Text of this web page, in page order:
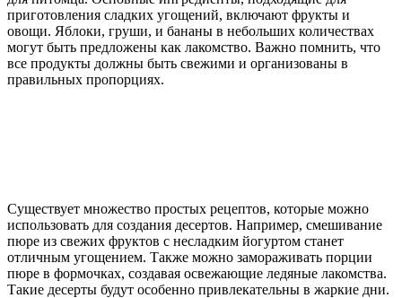
приготовления сладких угощений, включают фрукты и
овощи. Яблоки, груши, и бананы в небольших количествах
могут быть предложены как лакомство. Важно помнить, что
все продукты должны быть свежими и организованы в
правильных пропорциях.
Существует множество простых рецептов, которые можно
использовать для создания десертов. Например, смешивание
пюре из свежих фруктов с несладким йогуртом станет
отличным угощением. Также можно замораживать порции
пюре в формочках, создавая освежающие ледяные лакомства.
Такие десерты будут особенно привлекательны в жаркие дни.